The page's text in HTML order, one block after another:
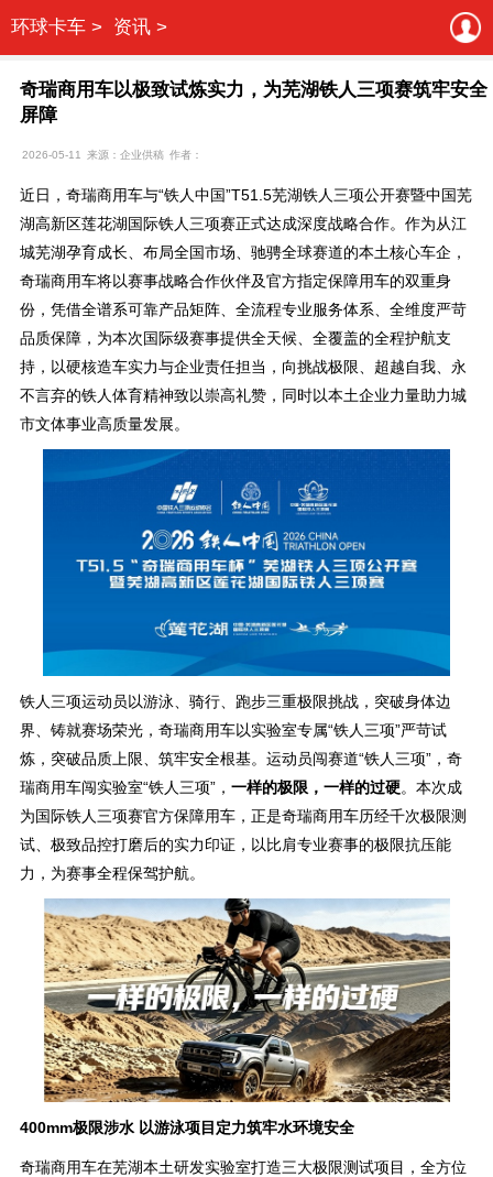
环球卡车 > 资讯 >
奇瑞商用车以极致试炼实力，为芜湖铁人三项赛筑牢安全
屏障
2026-05-11 来源：企业供稿 作者：
近日，奇瑞商用车与“铁人中国”T51.5芜湖铁人三项公开赛暨中国芜
湖高新区莲花湖国际铁人三项赛正式达成深度战略合作。作为从江
城芜湖孕育成长、布局全国市场、驰骋全球赛道的本土核心车企，
奇瑞商用车将以赛事战略合作伙伴及官方指定保障用车的双重身
份，凭借全谱系可靠产品矩阵、全流程专业服务体系、全维度严苛
品质保障，为本次国际级赛事提供全天候、全覆盖的全程护航支
持，以硬核造车实力与企业责任担当，向挑战极限、超越自我、永
不言弃的铁人体育精神致以崇高礼赞，同时以本土企业力量助力城
市文体事业高质量发展。
铁人三项运动员以游泳、骑行、跑步三重极限挑战，突破身体边
界、铸就赛场荣光，奇瑞商用车以实验室专属“铁人三项”严苛试
炼，突破品质上限、筑牢安全根基。运动员闯赛道“铁人三项”，奇
瑞商用车闯实验室“铁人三项”， 一样的极限，一样的过硬。本次成
为国际铁人三项赛官方保障用车，正是奇瑞商用车历经千次极限测
试、极致品控打磨后的实力印证，以比肩专业赛事的极限抗压能
力，为赛事全程保驾护航。
400mm极限涉水 以游泳项目定力筑牢水环境安全
奇瑞商用车在芜湖本土研发实验室打造三大极限测试项目，全方位